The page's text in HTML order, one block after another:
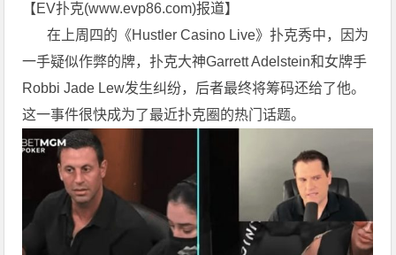
【EV扑克(www.evp86.com)报道】
在上周四的《Hustler Casino Live》扑克秀中，因为
一手疑似作弊的牌，扑克大神Garrett Adelstein和女牌手
Robbi Jade Lew发生纠纷，后者最终将筹码还给了他。
这一事件很快成为了最近扑克圈的热门话题。